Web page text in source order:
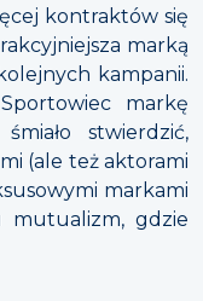
kontraktów się
marką
kampanii.
markę
stwierdzić,
(ale też aktorami
markami
mutualizm, gdzie